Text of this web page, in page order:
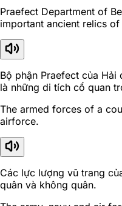
Praefect Department of
important ancient relics of
Bộ phận Praefect của Hải
là những di tích cổ quan
The armed forces of a
airforce.
Các lực lượng vũ trang
quân và không quân.